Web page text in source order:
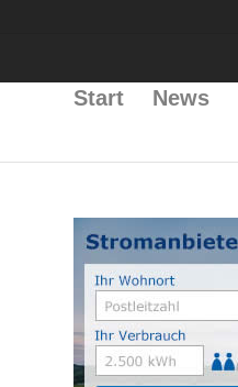
Start News